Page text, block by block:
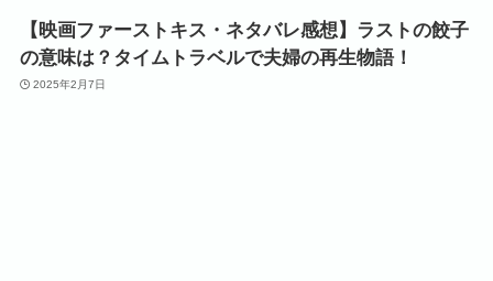
【映画ファーストキス・ネタバレ感想】ラストの餃子
の意味は？タイムトラベルで夫婦の再生物語！
2025年2月7日